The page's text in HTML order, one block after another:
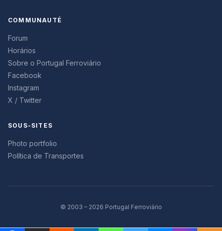
COMMUNAUTÉ
Forum
Horários
Sobre o Portugal Ferroviário
Facebook
Instagram
X / Twitter
SOUS-SITES
Photo portfolio
Política de Transportes
© 2003 – 2026 Portugal Ferroviário